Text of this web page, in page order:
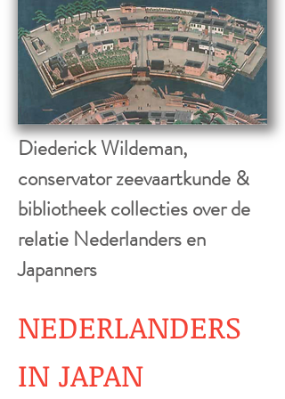
Diederick Wildeman,
conservator zeevaartkunde &
bibliotheek collecties over de
relatie Nederlanders en
Japanners
NEDERLANDERS
IN JAPAN